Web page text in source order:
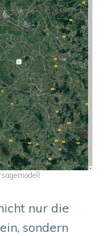
nur die
sondern